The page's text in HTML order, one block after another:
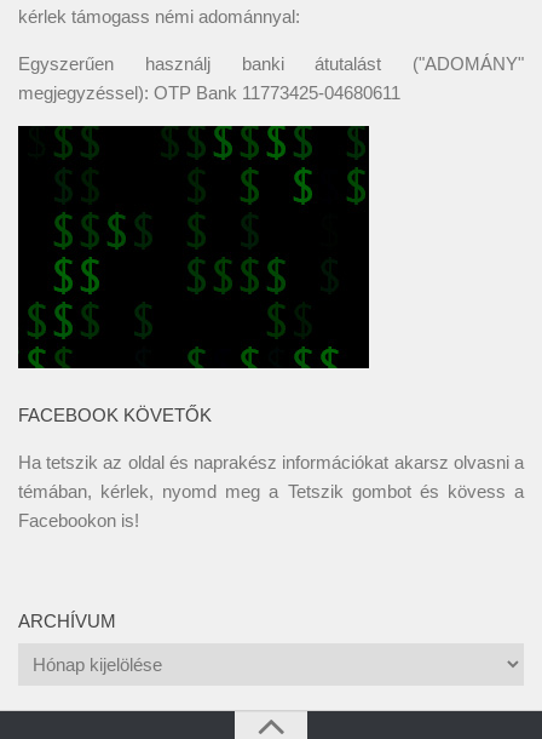
kérlek támogass némi adománnyal:
Egyszerűen használj banki átutalást ("ADOMÁNY"
megjegyzéssel): OTP Bank 11773425-04680611
FACEBOOK KÖVETŐK
Ha tetszik az oldal és naprakész információkat akarsz olvasni a
témában, kérlek, nyomd meg a Tetszik gombot és kövess a
Facebookon is!
ARCHÍVUM
Archívum